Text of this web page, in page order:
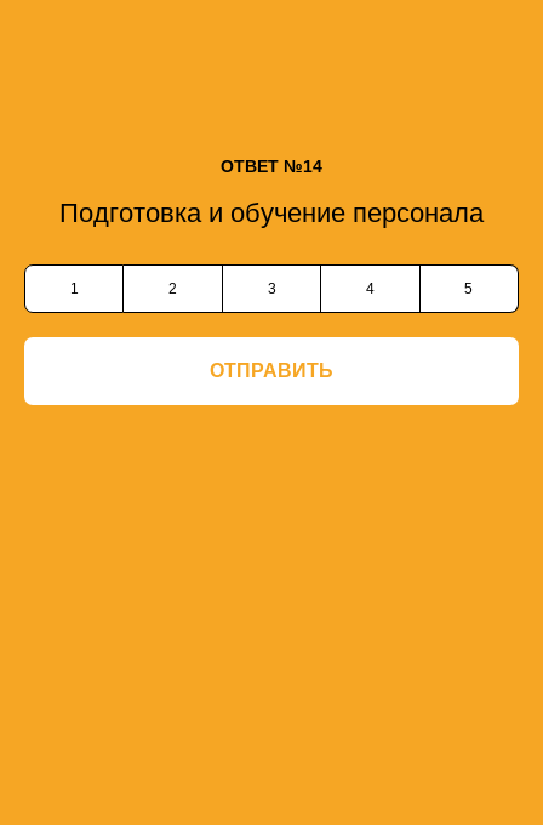
ОТВЕТ №14
Подготовка и обучение персонала
1 2 3 4 5
ОТПРАВИТЬ